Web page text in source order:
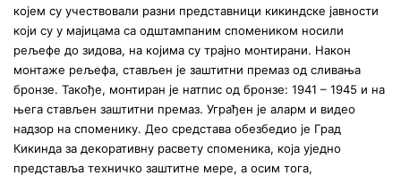
којем су учествовали разни представници кикиндске јавности
који су у мајицама са одштампаним спомеником носили
рељефе до зидова, на којима су трајно монтирани. Након
монтаже рељефа, стављен је заштитни премаз од сливања
бронзе. Такође, монтиран је натпис од бронзе: 1941 – 1945 и на
њега стављен заштитни премаз. Уграђен је аларм и видео
надзор на споменику. Део средстава обезбедио је Град
Кикинда за декоративну расвету споменика, која уједно
представља техничко заштитне мере, а осим тога,